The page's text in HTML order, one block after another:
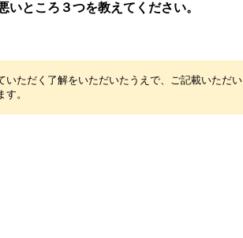
ところ３つを教えてください。
ただく了解をいただいたうえで、ご記載いただい
。